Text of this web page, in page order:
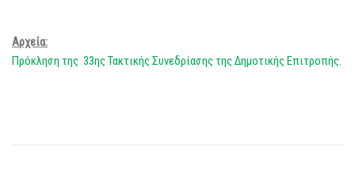
Αρχεία:
Πρόκληση της 33ης Τακτικής Συνεδρίασης της Δημοτικής Επιτροπής.